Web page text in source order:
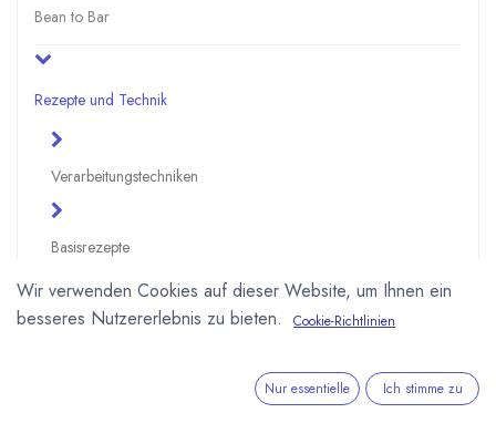
Bean to Bar
Rezepte und Technik
Verarbeitungstechniken
Basisrezepte
Schokoladenrezepte
Kakaobohnen verarbeiten - Bean to Bar
Wir verwenden Cookies auf dieser Website, um Ihnen ein
besseres Nutzererlebnis zu bieten.
Cookie-Richtlinien
Nur essentielle Ich stimme zu